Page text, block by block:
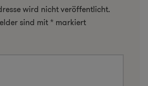
wird nicht veröffentlicht.
sind mit * markiert